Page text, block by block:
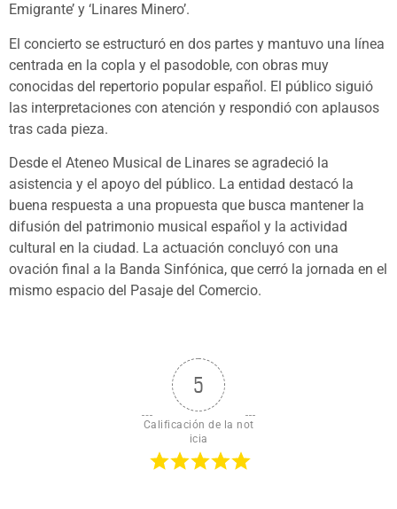
Emigrante’ y ‘Linares Minero’.
El concierto se estructuró en dos partes y mantuvo una línea
centrada en la copla y el pasodoble, con obras muy
conocidas del repertorio popular español. El público siguió
las interpretaciones con atención y respondió con aplausos
tras cada pieza.
Desde el Ateneo Musical de Linares se agradeció la
asistencia y el apoyo del público. La entidad destacó la
buena respuesta a una propuesta que busca mantener la
difusión del patrimonio musical español y la actividad
cultural en la ciudad. La actuación concluyó con una
ovación final a la Banda Sinfónica, que cerró la jornada en el
mismo espacio del Pasaje del Comercio.
5
Calificación de la not
icia